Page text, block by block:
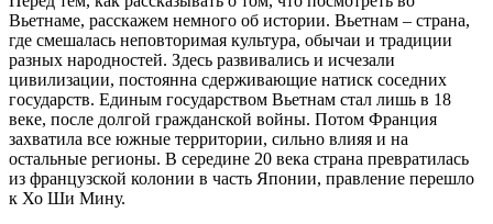
Вьетнаме, расскажем немного об истории. Вьетнам – страна,
где смешалась неповторимая культура, обычаи и традиции
разных народностей. Здесь развивались и исчезали
цивилизации, постоянна сдерживающие натиск соседних
государств. Единым государством Вьетнам стал лишь в 18
веке, после долгой гражданской войны. Потом Франция
захватила все южные территории, сильно влияя и на
остальные регионы. В середине 20 века страна превратилась
из французской колонии в часть Японии, правление перешло
к Хо Ши Мину.